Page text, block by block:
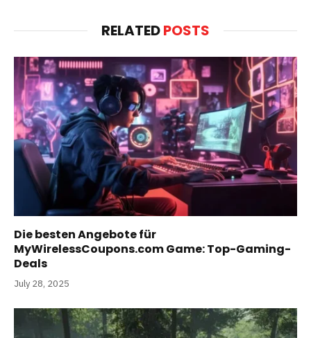
RELATEDPOSTS
Die besten Angebote für
MyWirelessCoupons.com Game: Top-Gaming-
Deals
July 28, 2025